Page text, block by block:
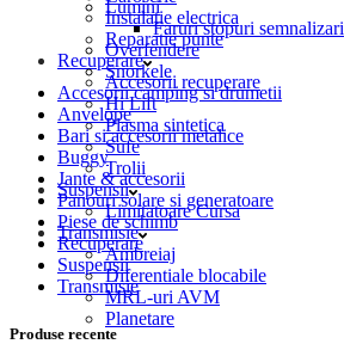
Instalatie electrica
Reparatie punte
Recuperare
Accesorii recuperare
Hi Lift
Plasma sintetica
Sufe
Trolii
Suspensii
Limitatoare Cursa
Transmisie
Ambreiaj
Diferentiale blocabile
MRL-uri AVM
Planetare
Lumini
Faruri stopuri semnalizari
Overfendere
Snorkele
Accesorii camping si drumetii
Anvelope
Bari si accesorii metalice
Buggy
Jante & accesorii
Panouri solare si generatoare
Piese de schimb
Recuperare
Suspensii
Transmisie
Produse recente